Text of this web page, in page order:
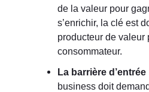
de la valeur pour
s’enrichir, la clé est
producteur de valeur
consommateur.
La barrière d’entrée
business doit